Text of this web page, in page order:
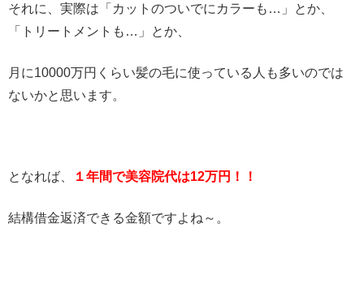
それに、実際は「カットのついでにカラーも…」とか、
「トリートメントも…」とか、
月に10000万円くらい髪の毛に使っている人も多いのでは
ないかと思います。
となれば、 １年間で美容院代は12万円！！
結構借金返済できる金額ですよね～。